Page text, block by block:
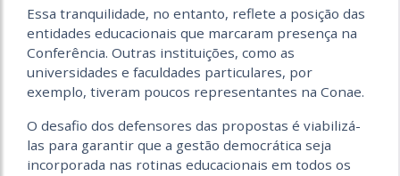
Essa tranquilidade, no entanto, reflete a posição das
entidades educacionais que marcaram presença na
Conferência. Outras instituições, como as
universidades e faculdades particulares, por
exemplo, tiveram poucos representantes na Conae.
O desafio dos defensores das propostas é viabilizá-
las para garantir que a gestão democrática seja
incorporada nas rotinas educacionais em todos os